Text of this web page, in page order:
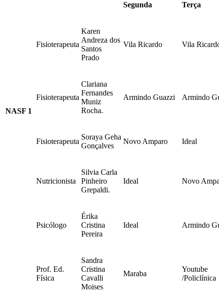
NASF 1
Segunda
Terça
Fisioterapeuta
Karen
Andreza dos
Santos
Prado
Vila Ricardo Vila
Fisioterapeuta
Clariana
Fernandes
Muniz
Rocha.
Armindo Guazzi Armindo
Fisioterapeuta
Soraya Geha
Gonçalves
Novo Amparo Ideal
Nutricionista
Silvia Carla
Pinheiro
Grepaldi.
Ideal Novo
Psicólogo
Érika
Cristina
Pereira
Ideal Armindo
Prof. Ed.
Física
Sandra
Cristina
Cavalli
Moises
Maraba
Youtube
/Policlínica